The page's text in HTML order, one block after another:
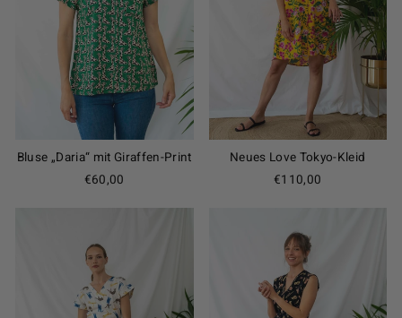
Bluse „Daria“ mit Giraffen-Print
€60,00
Neues Love Tokyo-Kleid
€110,00